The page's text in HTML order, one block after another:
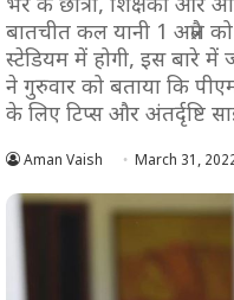
भर के छात्रों, शिक्षकों और
बातचीत कल यानी 1 अप्रैल को
स्टेडियम में होगी, इस बारे में
ने गुरुवार को बताया कि
के लिए टिप्स और अंतर्दृष्टि
Aman Vaish March 31,